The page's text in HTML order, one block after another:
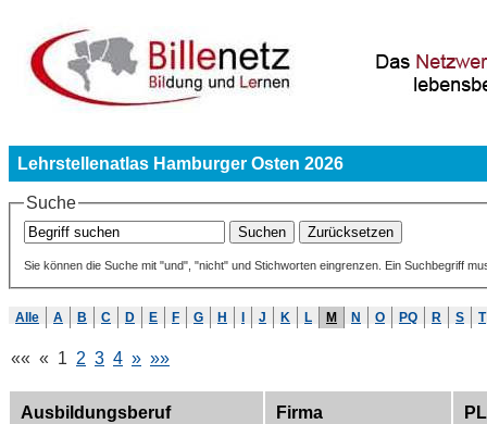
Lehrstellenatlas Hamburger Osten 2026
Suche
Sie können die Suche mit "und", "nicht" und Stichworten eingrenzen. Ein Suchbegriff
Alle A B C D E F G H J K L M N O PQ R S T
«« « 1 2 3 4 » »»
Ausbildungsberuf Firma